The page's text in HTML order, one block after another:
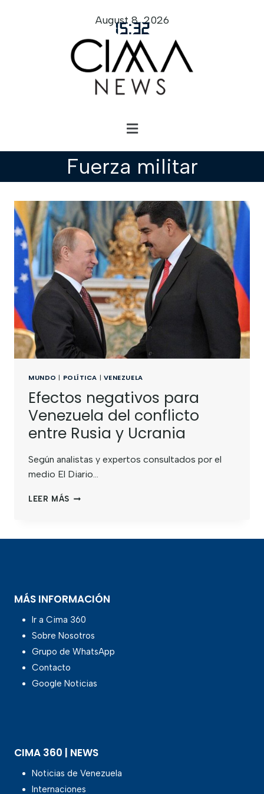
15:32
August 8, 2026
Fuerza militar
MUNDO | POLÍTICA | VENEZUELA
Efectos negativos para
Venezuela del conflicto
entre Rusia y Ucrania
Según analistas y expertos consultados por el
medio El Diario…
LEER MÁS
MÁS INFORMACIÓN
Ir a Cima 360
Sobre Nosotros
Grupo de WhatsApp
Contacto
Google Noticias
CIMA 360 | NEWS
Noticias de Venezuela
Internaciones